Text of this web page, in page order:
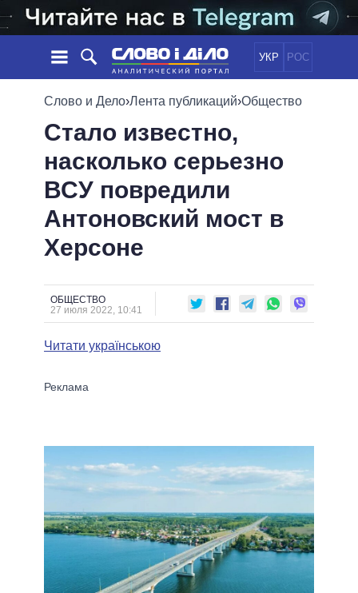
УКР РОС
НОВОСТИ
ЛЕНТА
СОБЫТИЯ
СТАТЬИ
ОБЗОРЫ
ДАЙДЖЕСТЫ
ПОЛИТИКА
ЭКОНОМИКА
ОБЩЕСТВО
МИР
ОБЕЩАНИЯ
ПОЛИТИКИ
ВСЕ ПОЛИТИКИ
ПРЕЗИДЕНТ И ОФИС
ВЕРХОВНАЯ РАДА
ГЛАВЫ ОБЛАДМИНИСТРАЦИЙ
МЭРЫ
ВСЕ ПЕРСОНЫ
ИНФОГРАФИКА
СРАВНЕНИЕ ПОЛИТИКОВ
Слово и Дело›Лента публикаций›Общество
Стало известно,
насколько серьезно
ВСУ повредили
Антоновский мост в
Херсоне
ОБЩЕСТВО
27 июля 2022, 10:41
Читати українською